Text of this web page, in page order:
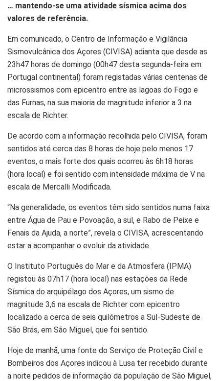
… mantendo-se uma atividade sísmica acima dos
valores de referência.
Em comunicado, o Centro de Informação e Vigilância
Sismovulcânica dos Açores (CIVISA) adianta que desde as
23h47 horas de domingo (00h47 desta segunda-feira em
Portugal continental) foram registadas várias centenas de
microssismos com epicentro entre as lagoas do Fogo e
das Furnas, na sua maioria de magnitude inferior a 3 na
escala de Richter.
De acordo com a informação recolhida pelo CIVISA, foram
sentidos até cerca das 8 horas de hoje pelo menos 17
eventos, o mais forte dos quais ocorreu às 6h18 horas
(hora local) e foi sentido com intensidade máxima de V na
escala de Mercalli Modificada.
“Na generalidade, os eventos têm sido sentidos numa faixa
entre Água de Pau e Povoação, a sul, e Rabo de Peixe e
Fenais da Ajuda, a norte”, revela o CIVISA, acrescentando
estar a acompanhar o evoluir da atividade.
O Instituto Português do Mar e da Atmosfera (IPMA)
registou às 07h17 (hora local) nas estações da Rede
Sísmica do arquipélago dos Açores, um sismo de
magnitude 3,6 na escala de Richter com epicentro
localizado a cerca de seis quilómetros a Sul-Sudeste de
São Brás, em São Miguel, que foi sentido.
Hoje de manhã, uma fonte do Serviço de Proteção Civil e
Bombeiros dos Açores indicou à Lusa ter recebido durante
a noite pedidos de informação da população de São Miguel,